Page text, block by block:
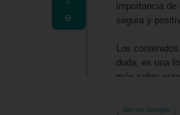
importancia
segura y
Los
duda, es una
más sobre
Ver en Google